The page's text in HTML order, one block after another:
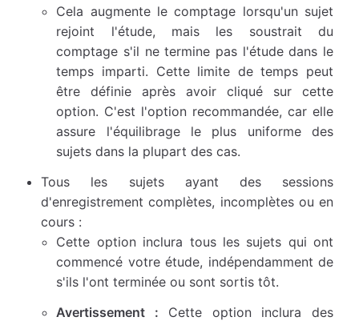
Cela augmente le comptage lorsqu'un sujet
rejoint l'étude, mais les soustrait du
comptage s'il ne termine pas l'étude dans le
temps imparti. Cette limite de temps peut
être définie après avoir cliqué sur cette
option. C'est l'option recommandée, car elle
assure l'équilibrage le plus uniforme des
sujets dans la plupart des cas.
Tous les sujets ayant des sessions
d'enregistrement complètes, incomplètes ou en
cours :
Cette option inclura tous les sujets qui ont
commencé votre étude, indépendamment de
s'ils l'ont terminée ou sont sortis tôt.
Avertissement : Cette option inclura des